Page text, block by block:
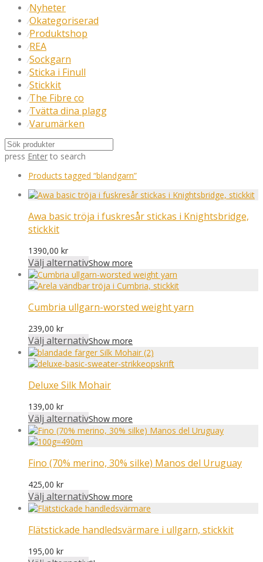
⁄Nyheter
⁄Okategoriserad
⁄Produktshop
⁄REA
⁄Sockgarn
⁄Sticka i Finull
⁄Stickkit
⁄The Fibre co
⁄Tvätta dina plagg
⁄Varumärken
press Enter to search
Products tagged “blandgarn”
Awa basic tröja i fuskresår stickas i Knightsbridge,
stickkit
1390,00 kr
Välj alternativShow more
Cumbria ullgarn-worsted weight yarn
239,00 kr
Välj alternativShow more
Deluxe Silk Mohair
139,00 kr
Välj alternativShow more
Fino (70% merino, 30% silke) Manos del Uruguay
425,00 kr
Välj alternativShow more
Flätstickade handledsvärmare i ullgarn, stickkit
195,00 kr